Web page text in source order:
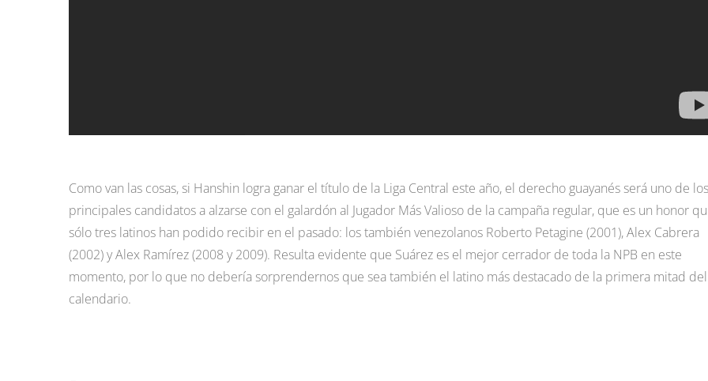
Como van las cosas, si Hanshin logra ganar el título de la Liga Central este año, el derecho guayanés será uno de los
principales candidatos a alzarse con el galardón al Jugador Más Valioso de la campaña regular, que es un honor
sólo tres latinos han podido recibir en el pasado: los también venezolanos Roberto Petagine (2001), Alex Cabrera
(2002) y Alex Ramírez (2008 y 2009). Resulta evidente que Suárez es el mejor cerrador de toda la NPB en este
momento, por lo que no debería sorprendernos que sea también el latino más destacado de la primera mitad del
calendario.